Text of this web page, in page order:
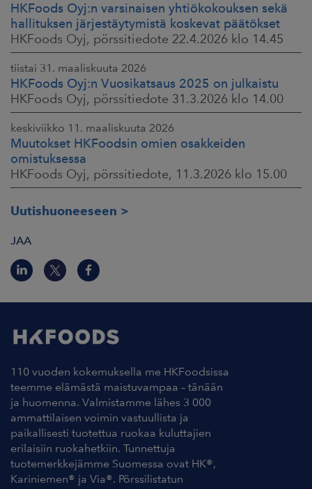
HKFoods Oyj:n varsinaisen yhtiökokouksen sekä
hallituksen järjestäytymistä koskevat päätökset
HKFoods Oyj, pörssitiedote 22.4.2026 klo 14.45
tiistai 31. maaliskuuta 2026
HKFoods Oyj:n Vuosikatsaus 2025 on julkaistu
HKFoods Oyj, pörssitiedote 31.3.2026 klo 14.00
keskiviikko 11. maaliskuuta 2026
Muutokset HKFoodsin omien osakkeiden
omistuksessa
HKFoods Oyj, pörssitiedote, 11.3.2026 klo 15.00
Uutishuoneeseen
JAA
110 vuoden kokemuksella me HKFoodsissa
teemme elämästä maistuvampaa – tänään
ja huomenna. Valmistamme lähes 3 000
ammattilaisen voimin vastuullista ja
paikallisesti tuotettua ruokaa kuluttajien
erilaisiin ruokahetkiin. Tunnettuja
tuotemerkkejämme Suomessa ovat HK®,
Kariniemen® ja Via®. Pörssilistatun